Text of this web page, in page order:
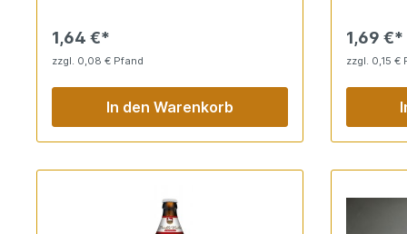
1,64 €*
zzgl. 0,08 € Pfand
In den Warenkorb
1,69 €*
zzgl. 0,15 €